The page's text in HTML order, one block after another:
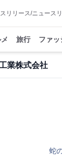
リリース/ニュース
旅行 ファッ
業株式会社
蛇